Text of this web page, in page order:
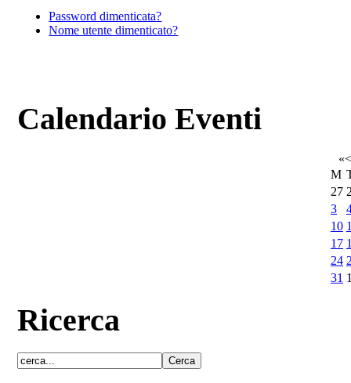
Password dimenticata?
Nome utente dimenticato?
Calendario Eventi
«<
M
27
3
10
17
24
31
Ricerca